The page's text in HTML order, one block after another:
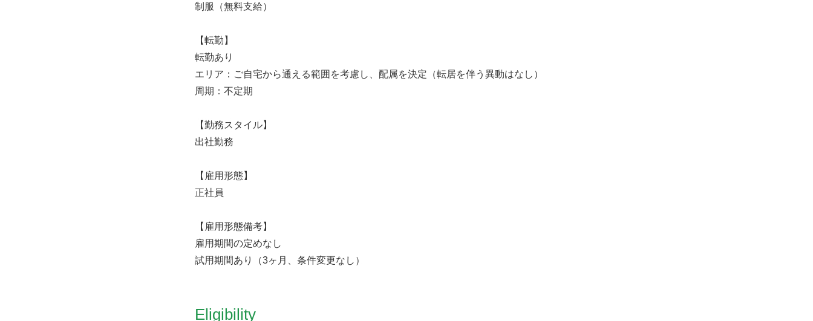
制服（無料支給）
【転勤】
転勤あり
エリア：ご自宅から通える範囲を考慮し、配属を決定（転居を伴う異動はなし）
周期：不定期
【勤務スタイル】
出社勤務
【雇用形態】
正社員
【雇用形態備考】
雇用期間の定めなし
試用期間あり（3ヶ月、条件変更なし）
Eligibility